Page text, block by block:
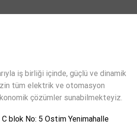
iş birliği içinde, güçlü ve dinamik
tüm elektrik ve otomasyon
çözümler sunabilmekteyiz.
blok No: 5 Ostim Yenimahalle